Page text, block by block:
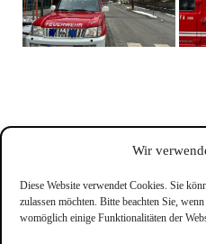
Wir
Diese Website verwendet Cookies. Sie
zulassen möchten. Bitte beachten Sie,
womöglich einige Funktionalitäten der